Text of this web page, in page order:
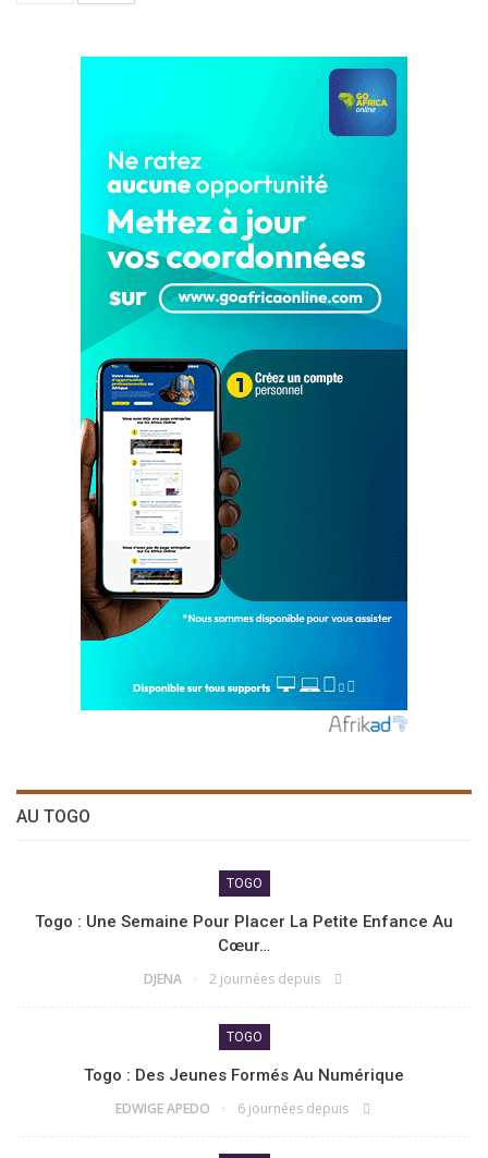
AU TOGO
TOGO
Togo : Une Semaine Pour Placer La Petite Enfance Au
Cœur…
DJENA 2 journées depuis
TOGO
Togo : Des Jeunes Formés Au Numérique
EDWIGE APEDO 6 journées depuis